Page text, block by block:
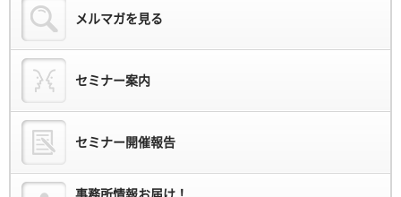
メルマガを見る
セミナー案内
セミナー開催報告
事務所情報お届け！